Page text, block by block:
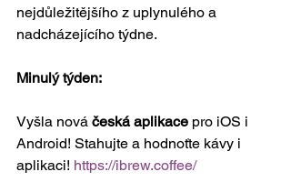
nejdůležitějšího z uplynulého a
nadcházejícího týdne.
Minulý týden:
Vyšla nová česká aplikace pro iOS i
Android! Stahujte a hodnoťte kávy i
aplikaci! https://ibrew.coffee/